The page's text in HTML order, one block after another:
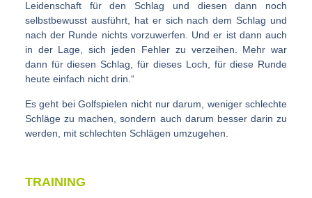
Leidenschaft für den Schlag und diesen dann noch
selbstbewusst ausführt, hat er sich nach dem Schlag und
nach der Runde nichts vorzuwerfen. Und er ist dann auch
in der Lage, sich jeden Fehler zu verzeihen. Mehr war
dann für diesen Schlag, für dieses Loch, für diese Runde
heute einfach nicht drin.“
Es geht bei Golfspielen nicht nur darum, weniger schlechte
Schläge zu machen, sondern auch darum besser darin zu
werden, mit schlechten Schlägen umzugehen.
TRAINING